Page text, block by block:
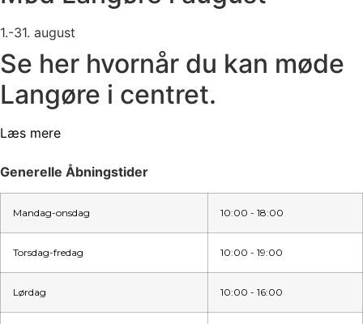
1.-31. august
Se her hvornår du kan møde
Langøre i centret.
Læs mere
Generelle Åbningstider
Mandag-onsdag 10:00 - 18:00
Torsdag-fredag 10:00 - 19:00
Lørdag 10:00 - 16:00